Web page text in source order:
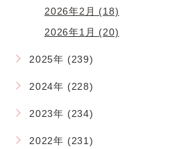
2026年2月 (18)
2026年1月 (20)
2025年 (239)
2024年 (228)
2023年 (234)
2022年 (231)